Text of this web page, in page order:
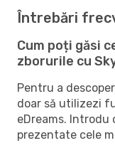
Întrebări
Cum poți găsi
zborurile cu
Pentru a
doar să utilizezi
eDreams.
prezentate cele